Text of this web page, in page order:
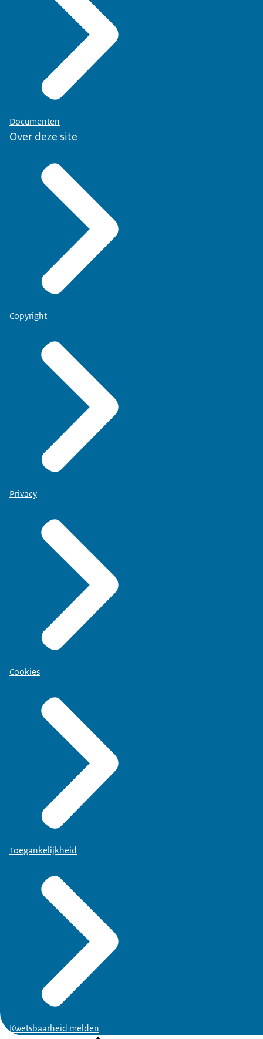
Documenten
Over deze site
Copyright
Privacy
Cookies
Toegankelijkheid
Kwetsbaarheid melden